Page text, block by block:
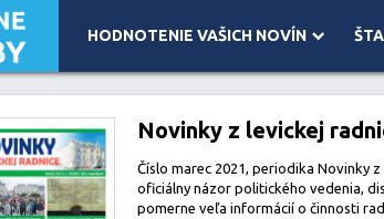
HODNOTENIE VAŠICH NOVÍN
OpenStreetMapcontributors, Imagery ©Mapbox
Novinky z levickej
Číslo marec 2021, periodika Novinky
oficiálny názor politického vedenia,
pomerne veľa informácií o činnosti